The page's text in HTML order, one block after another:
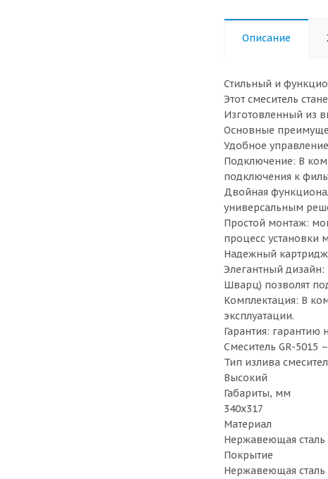
Описание
Стильный и
Этот смеситель
Изготовленный из
Основные
Удобное
Подключение: В
подключения к
Двойная
универсальным
Простой монтаж:
процесс установки
Надежный
Элегантный
Шварц) позволят
Комплектация: В
эксплуатации.
Гарантия: гарантию
Смеситель GR-5015
Тип излива
Высокий
Габариты, мм
340х317
Материал
Нержавеющая сталь
Покрытие
Нержавеющая сталь